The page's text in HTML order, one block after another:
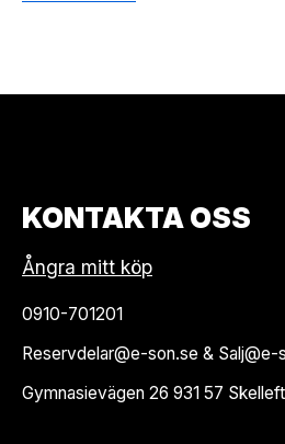
KONTAKTA OSS
Ångra mitt köp
0910-701201
Reservdelar@e-son.se & Salj@e-
Gymnasievägen 26 931 57